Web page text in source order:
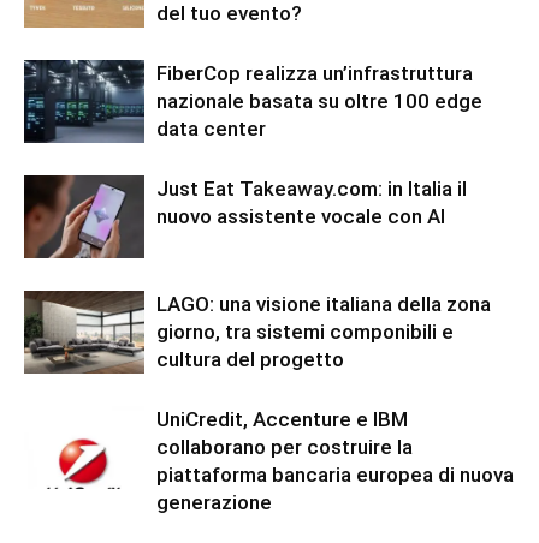
del tuo evento?
FiberCop realizza un’infrastruttura
nazionale basata su oltre 100 edge
data center
Just Eat Takeaway.com: in Italia il
nuovo assistente vocale con AI
LAGO: una visione italiana della zona
giorno, tra sistemi componibili e
cultura del progetto
UniCredit, Accenture e IBM
collaborano per costruire la
piattaforma bancaria europea di nuova
generazione